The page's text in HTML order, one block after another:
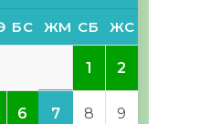
БС ЖМ СБ ЖС
1 2
6 7 8 9